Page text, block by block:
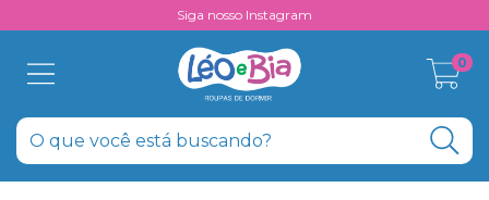
Siga nosso Instagram
0